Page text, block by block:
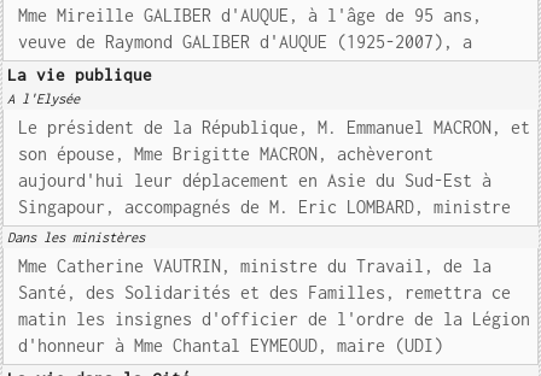
Mme Mireille GALIBER d'AUQUE, à l'âge de 95 ans,
veuve de Raymond GALIBER d'AUQUE (1925-2007), a
La vie publique
A l'Elysée
Le président de la République, M. Emmanuel MACRON, et
son épouse, Mme Brigitte MACRON, achèveront
aujourd'hui leur déplacement en Asie du Sud-Est à
Singapour, accompagnés de M. Eric LOMBARD, ministre
Dans les ministères
Mme Catherine VAUTRIN, ministre du Travail, de la
Santé, des Solidarités et des Familles, remettra ce
matin les insignes d'officier de l'ordre de la Légion
d'honneur à Mme Chantal EYMEOUD, maire (UDI)